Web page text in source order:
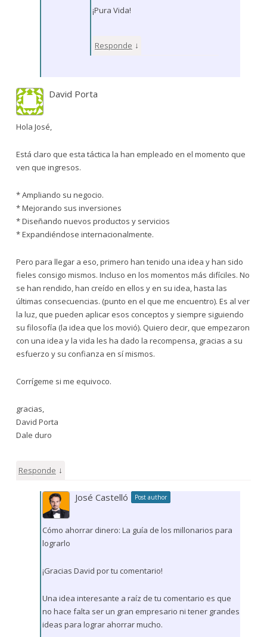
¡Pura Vida!
Responde ↓
David Porta
Hola José,
Está claro que esta táctica la han empleado en el momento que
ven que ingresos.
* Ampliando su negocio.
* Mejorando sus inversiones
* Diseñando nuevos productos y servicios
* Expandiéndose internacionalmente.
Pero para llegar a eso, primero han tenido una idea y han sido
fieles consigo mismos. Incluso en los momentos más difíciles. No
se han rendido, han creído en ellos y en su idea, hasta las
últimas consecuencias. (punto en el que me encuentro). Es al ver
la luz, que pueden aplicar esos conceptos y siempre siguiendo
su filosofía (la idea que los movió). Quiero decir, que empezaron
con una idea y la vida les ha dado la recompensa, gracias a su
esfuerzo y su confianza en sí mismos.
Corrígeme si me equivoco.
gracias,
David Porta
Dale duro
Responde ↓
José Castelló Post author
Cómo ahorrar dinero: La guía de los millonarios para
lograrlo
¡Gracias David por tu comentario!
Una idea interesante a raíz de tu comentario es que
no hace falta ser un gran empresario ni tener grandes
ideas para lograr ahorrar mucho.